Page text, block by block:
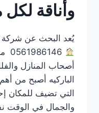
وأناقة
يُعد البحث عن شركة
أصحاب المنازل
الباركيه أصبح من
التي تضيف للمكان
والجمال في الوقت